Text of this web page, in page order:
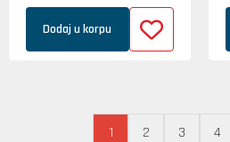
Dodaj u korpu
1 2 3 4